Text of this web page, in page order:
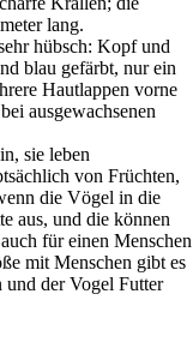
lang.
hübsch: Kopf und
blau gefärbt, nur ein
Hautlappen vorne
ausgewachsenen
sie leben
von Früchten,
die Vögel in die
aus, und die können
für einen Menschen
mit Menschen gibt es
und der Vogel Futter